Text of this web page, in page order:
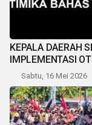
KEPALA DAERAH
IMPLEMENTASI
Sabtu, 16 Mei 2026